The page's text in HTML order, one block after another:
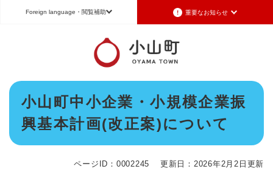
メニューを飛ばして本文へ
Foreign language ・閲覧補助 重要なお知らせ
重要なお知らせ
令和8年6月26日発生の地震被害に対する支援制度のお知らせ
2026年6月28日更新
地震による断水は6月28日午後5時に復旧しました
2026年6月28日更新
Foreign language
日本語（Japanese） English（英語）
中文（簡体字）
Português（ポルトガル語）
한국어（韓国語）
文字サイズ
本
小山町中小企業・小規模企業振
興基本計画(改正案)について
ページID：0002245 更新日：2026年2月2日更新